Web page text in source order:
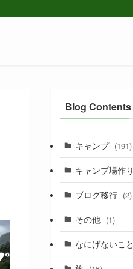
Blog Contents
キャンプ (191)
(1)
キャンプ場作り
(1)
ブログ移行 (2)
その他 (1)
なにげないこと